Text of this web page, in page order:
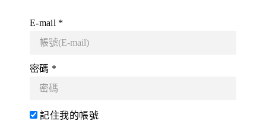
E-mail *
密碼 *
記住我的帳號